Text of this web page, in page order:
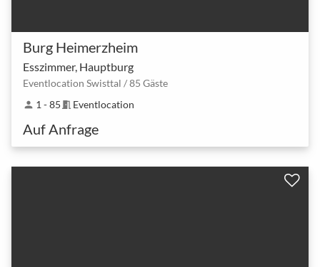
Burg Heimerzheim
Esszimmer, Hauptburg
Eventlocation Swisttal / 85 Gäste
person 1 - 85 meeting_room Eventlocation
Auf Anfrage